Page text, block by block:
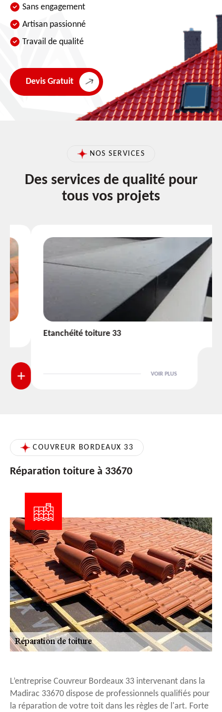
Sans engagement
Artisan passionné
Travail de qualité
Devis Gratuit
NOS SERVICES
Des services de qualité pour
tous vos projets
Etanchéité toiture 33
VOIR PLUS
COUVREUR BORDEAUX 33
Réparation toiture à 33670
L’entreprise Couvreur Bordeaux 33 intervenant dans la
Madirac 33670 dispose de professionnels qualifiés pour
la réparation de votre toit dans les règles de l'art. Forte